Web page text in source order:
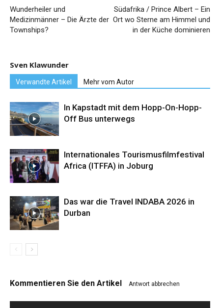
Wunderheiler und
Medizinmänner – Die Ärzte der
Townships?
Südafrika / Prince Albert – Ein
Ort wo Sterne am Himmel und
in der Küche dominieren
Sven Klawunder
Verwandte Artikel Mehr vom Autor
In Kapstadt mit dem Hopp-On-Hopp-
Off Bus unterwegs
Internationales Tourismusfilmfestival
Africa (ITFFA) in Joburg
Das war die Travel INDABA 2026 in
Durban
Kommentieren Sie den Artikel Antwort abbrechen